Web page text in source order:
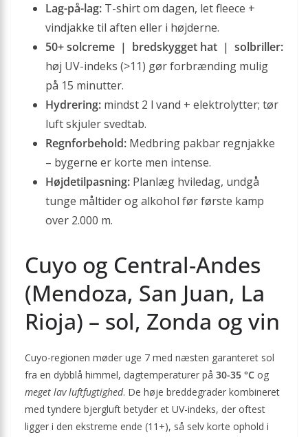
Lag-på-lag: T-shirt om dagen, let fleece +
vindjakke til aften eller i højderne.
50+ solcreme | bredskygget hat | solbriller:
høj UV-indeks (>11) gør forbrænding mulig
på 15 minutter.
Hydrering: mindst 2 l vand + elektrolytter; tør
luft skjuler svedtab.
Regnforbehold: Medbring pakbar regnjakke
– bygerne er korte men intense.
Højdetilpasning: Planlæg hviledag, undgå
tunge måltider og alkohol før første kamp
over 2.000 m.
Cuyo og Central-Andes
(Mendoza, San Juan, La
Rioja) – sol, Zonda og vin
Cuyo-regionen møder uge 7 med næsten garanteret sol
fra en dybblå himmel, dagtemperaturer på 30-35 °C og
meget lav luftfugtighed. De høje breddegrader kombineret
med tyndere bjergluft betyder et UV-indeks, der oftest
ligger i den ekstreme ende (11+), så selv korte ophold i